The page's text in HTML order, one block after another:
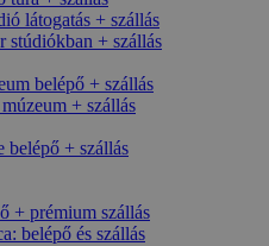
látogatás + szállás
stúdiókban + szállás
belépő + szállás
+ szállás
belépő + szállás
+ prémium szállás
belépő és szállás